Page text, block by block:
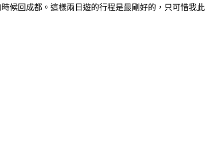
候回成都。這樣兩日遊的行程是最剛好的，只可惜我此